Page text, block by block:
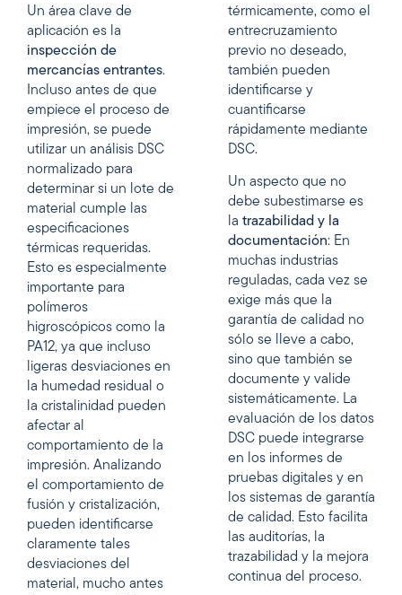
Un área clave de
aplicación es la
inspección de
mercancías entrantes.
Incluso antes de que
empiece el proceso de
impresión, se puede
utilizar un análisis DSC
normalizado para
determinar si un lote de
material cumple las
especificaciones
térmicas requeridas.
Esto es especialmente
importante para
polímeros
higroscópicos como la
PA12, ya que incluso
ligeras desviaciones en
la humedad residual o
la cristalinidad pueden
afectar al
comportamiento de la
impresión. Analizando
el comportamiento de
fusión y cristalización,
pueden identificarse
claramente tales
desviaciones del
material, mucho antes
térmicamente, como el
entrecruzamiento
previo no deseado,
también pueden
identificarse y
cuantificarse
rápidamente mediante
DSC.
Un aspecto que no
debe subestimarse es
la trazabilidad y la
documentación: En
muchas industrias
reguladas, cada vez se
exige más que la
garantía de calidad no
sólo se lleve a cabo,
sino que también se
documente y valide
sistemáticamente. La
evaluación de los datos
DSC puede integrarse
en los informes de
pruebas digitales y en
los sistemas de garantía
de calidad. Esto facilita
las auditorías, la
trazabilidad y la mejora
continua del proceso.